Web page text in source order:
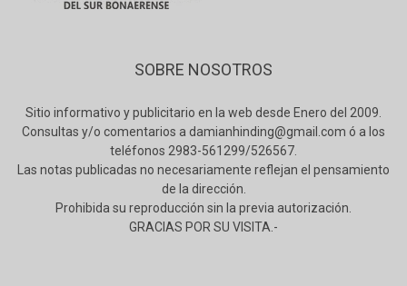
SOBRE NOSOTROS
Sitio informativo y publicitario en la web desde Enero del 2009.
Consultas y/o comentarios a damianhinding@gmail.com ó a los
teléfonos 2983-561299/526567.
Las notas publicadas no necesariamente reflejan el pensamiento
de la dirección.
Prohibida su reproducción sin la previa autorización.
GRACIAS POR SU VISITA.-